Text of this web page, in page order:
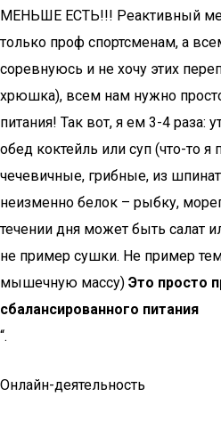
МЕНЬШЕ ЕСТЬ!!! Реактивный
только проф спортсменам, а
соревнуюсь и не хочу этих
хрюшка), всем нам нужно
питания! Так вот, я ем 3-4 раза:
обед коктейль или суп (что-то
чечевичные, грибные, из
неизменно белок – рыбку,
течении дня может быть салат
не пример сушки. Не пример
мышечную массу) Это просто
сбалансированного питания
“.
Онлайн-деятельность